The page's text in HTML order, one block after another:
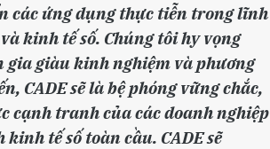
các ứng dụng thực tiễn trong lĩnh
kinh tế số. Chúng tôi hy vọng
gia giàu kinh nghiệm và phương
CADE sẽ là bệ phóng vững chắc,
cạnh tranh của các doanh nghiệp
tế số toàn cầu. CADE sẽ